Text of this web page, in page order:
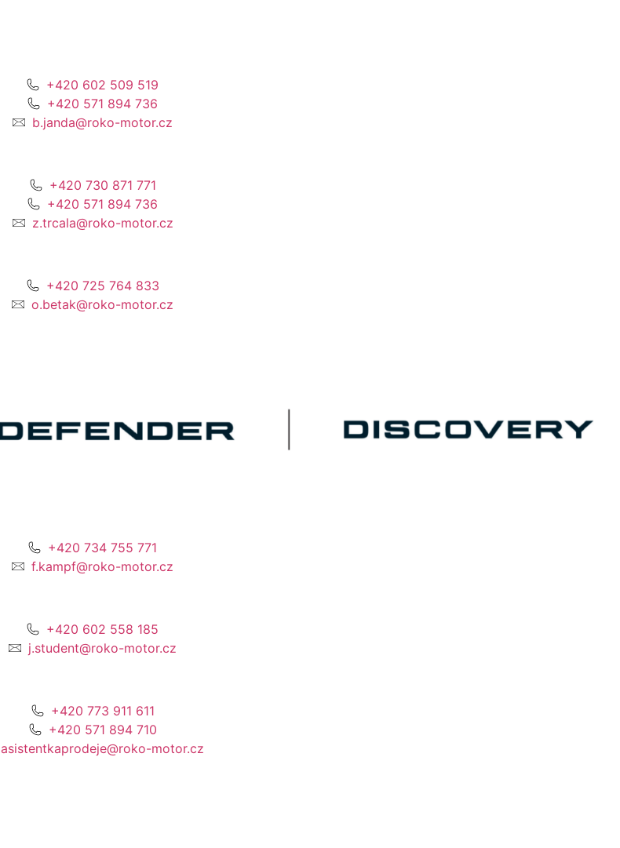
+420 602 509 519
+420 571 894 736
b.janda@roko-motor.cz
+420 730 871 771
+420 571 894 736
z.trcala@roko-motor.cz
+420 725 764 833
o.betak@roko-motor.cz
+420 734 755 771
f.kampf@roko-motor.cz
+420 602 558 185
j.student@roko-motor.cz
+420 773 911 611
+420 571 894 710
asistentkaprodeje@roko-motor.cz